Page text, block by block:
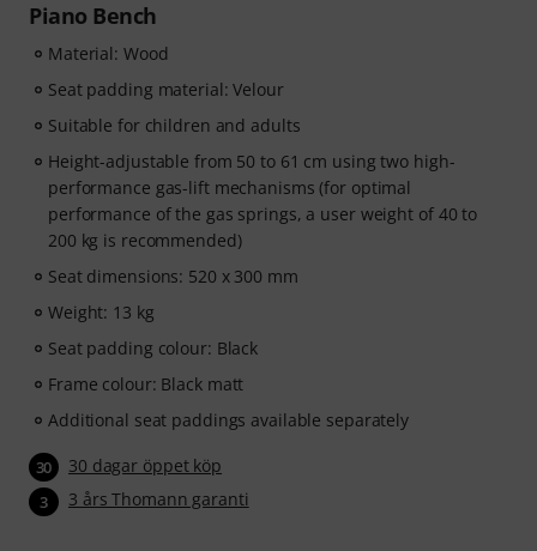
Piano Bench
Material: Wood
Seat padding material: Velour
Suitable for children and adults
Height-adjustable from 50 to 61 cm using two high-
performance gas-lift mechanisms (for optimal
performance of the gas springs, a user weight of 40 to
200 kg is recommended)
Seat dimensions: 520 x 300 mm
Weight: 13 kg
Seat padding colour: Black
Frame colour: Black matt
Additional seat paddings available separately
30 30 dagar öppet köp
3 3 års Thomann garanti